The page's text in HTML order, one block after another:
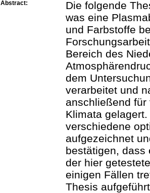
Abstract:
Die folgende
was eine
und Farbstoffe
Bereich des
dem
verarbeitet und
anschließend
Klimata
verschiedene
aufgezeichnet
bestätigen, dass
der hier
einigen Fällen
Thesis